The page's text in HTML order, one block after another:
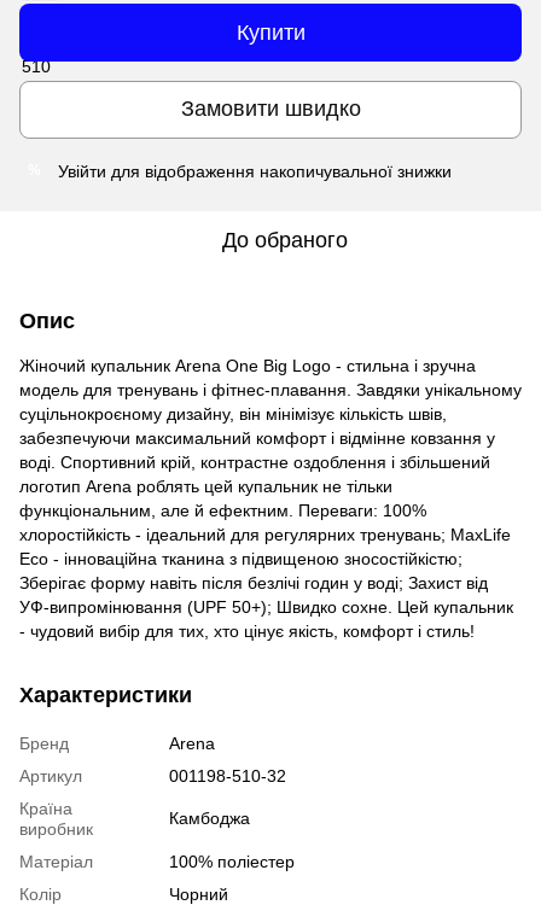
Купити
Замовити швидко
Увійти для відображення накопичувальної знижки
До обраного
Опис
Жіночий купальник Arena One Big Logo - стильна і зручна
модель для тренувань і фітнес-плавання. Завдяки унікальному
суцільнокроєному дизайну, він мінімізує кількість швів,
забезпечуючи максимальний комфорт і відмінне ковзання у
воді. Спортивний крій, контрастне оздоблення і збільшений
логотип Arena роблять цей купальник не тільки
функціональним, але й ефектним. Переваги: 100%
хлоростійкість - ідеальний для регулярних тренувань; MaxLife
Eco - інноваційна тканина з підвищеною зносостійкістю;
Зберігає форму навіть після безлічі годин у воді; Захист від
УФ-випромінювання (UPF 50+); Швидко сохне. Цей купальник
- чудовий вибір для тих, хто цінує якість, комфорт і стиль!
Характеристики
Бренд
Arena
Артикул
001198-510-32
Країна
виробник
Камбоджа
Матеріал
100% поліестер
Колір
Чорний